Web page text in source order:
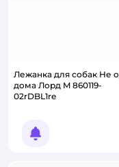
Лежанка для собак Не
дома Лорд M 860119-
02rDBL1re
Уведомить о